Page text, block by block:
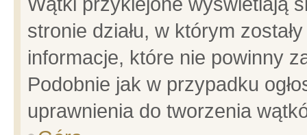
stronie działu, w którym
informacje, które nie powinny
Podobnie jak w przypadku
uprawnienia do tworzenia